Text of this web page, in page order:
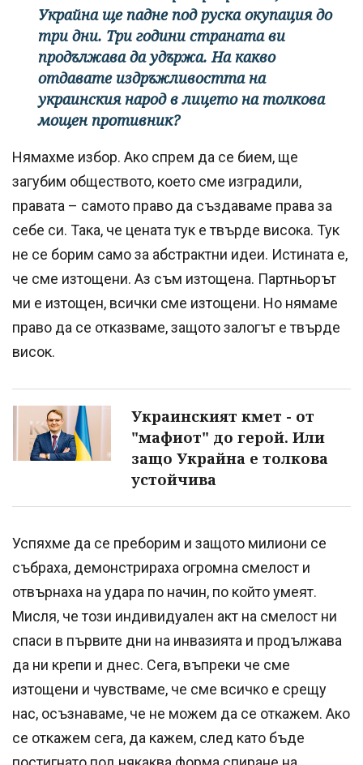
Украйна ще падне под руска окупация до
три дни. Три години страната ви
продължава да удържа. На какво
отдавате издръжливостта на
украинския народ в лицето на толкова
мощен противник?
Нямахме избор. Ако спрем да се бием, ще
загубим обществото, което сме изградили,
правата – самото право да създаваме права за
себе си. Така, че цената тук е твърде висока. Тук
не се борим само за абстрактни идеи. Истината е,
че сме изтощени. Аз съм изтощена. Партньорът
ми е изтощен, всички сме изтощени. Но нямаме
право да се отказваме, защото залогът е твърде
висок.
Украинският кмет - от
"мафиот" до герой. Или
защо Украйна е толкова
устойчива
Успяхме да се преборим и защото милиони се
събраха, демонстрираха огромна смелост и
отвърнаха на удара по начин, по който умеят.
Мисля, че този индивидуален акт на смелост ни
спаси в първите дни на инвазията и продължава
да ни крепи и днес. Сега, въпреки че сме
изтощени и чувстваме, че сме всичко е срещу
нас, осъзнаваме, че не можем да се откажем. Ако
се откажем сега, да кажем, след като бъде